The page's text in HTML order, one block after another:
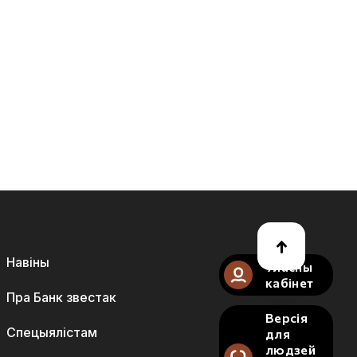
Навіны
Пра Банк звестак
Спецыялістам
Уласны
кабінет
Версія
для
людзей